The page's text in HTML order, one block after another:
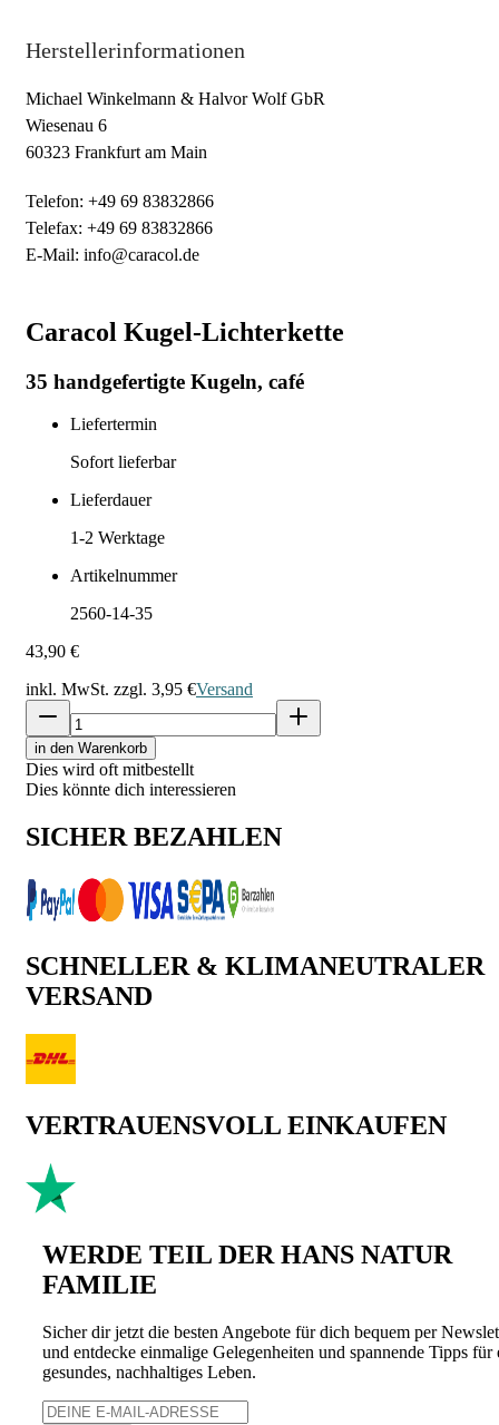
Herstellerinformationen
Michael Winkelmann & Halvor Wolf GbR
Wiesenau 6
60323 Frankfurt am Main
Telefon: +49 69 83832866
Telefax: +49 69 83832866
E-Mail: info@caracol.de
Caracol Kugel-Lichterkette
35 handgefertigte Kugeln, café
Liefertermin
Sofort lieferbar
Lieferdauer
1-2 Werktage
Artikelnummer
2560-14-35
43,90 €
inkl. MwSt. zzgl. 3,95 €Versand
in den Warenkorb
Dies wird oft mitbestellt
Dies könnte dich interessieren
SICHER BEZAHLEN
SCHNELLER & KLIMANEUTRALER
VERSAND
VERTRAUENSVOLL EINKAUFEN
WERDE TEIL DER HANS NATUR
FAMILIE
Sicher dir jetzt die besten Angebote für dich bequem per
und entdecke einmalige Gelegenheiten und spannende Tipps für
gesundes, nachhaltiges Leben.